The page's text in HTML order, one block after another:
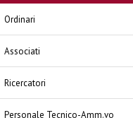
Ordinari
Associati
Ricercatori
Personale Tecnico-Amm.vo